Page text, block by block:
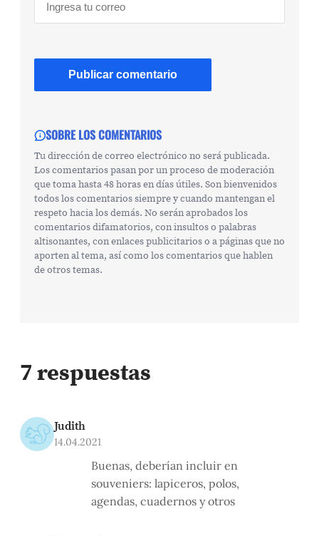
SOBRE LOS COMENTARIOS
Tu dirección de correo electrónico no será publicada.
Los comentarios pasan por un proceso de moderación
que toma hasta 48 horas en días útiles. Son bienvenidos
todos los comentarios siempre y cuando mantengan el
respeto hacia los demás. No serán aprobados los
comentarios difamatorios, con insultos o palabras
altisonantes, con enlaces publicitarios o a páginas que no
aporten al tema, así como los comentarios que hablen
de otros temas.
7 respuestas
Judith
14.04.2021
Buenas, deberían incluir en
souveniers: lapiceros, polos,
agendas, cuadernos y otros